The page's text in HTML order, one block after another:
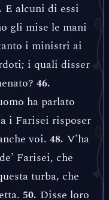
E alcuni di essi
gli mise le mani
i ministri ai
i quali disser
46.
ha parlato
i Farisei risposer
voi. 48. V'ha
Farisei, che
turba, che
50. Disse loro